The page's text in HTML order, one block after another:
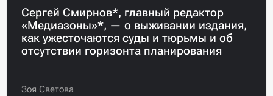
Сергей Смирнов*, главный редактор
«Медиазоны»*, — о выживании издания,
как ужесточаются суды и тюрьмы и об
отсутствии горизонта планирования
Зоя Светова